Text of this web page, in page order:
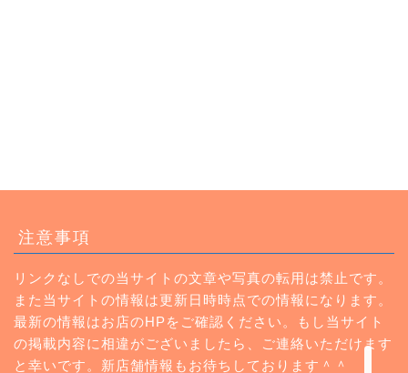
注意事項
リンクなしでの当サイトの文章や写真の転用は禁止です。
また当サイトの情報は更新日時時点での情報になります。
最新の情報はお店のHPをご確認ください。もし当サイト
の掲載内容に相違がございましたら、ご連絡いただけます
と幸いです。新店舗情報もお待ちしております＾＾
カフェ
Instagram